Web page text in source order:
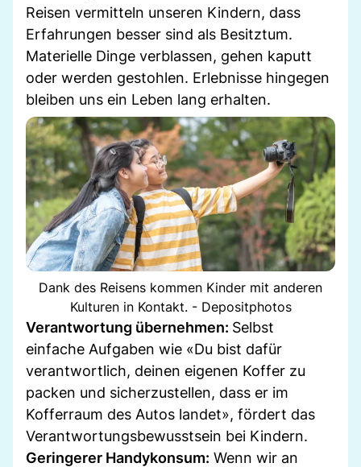
Reisen vermitteln unseren Kindern, dass
Erfahrungen besser sind als Besitztum.
Materielle Dinge verblassen, gehen kaputt
oder werden gestohlen. Erlebnisse hingegen
bleiben uns ein Leben lang erhalten.
Dank des Reisens kommen Kinder mit anderen
Kulturen in Kontakt. - Depositphotos
Verantwortung übernehmen: Selbst
einfache Aufgaben wie «Du bist dafür
verantwortlich, deinen eigenen Koffer zu
packen und sicherzustellen, dass er im
Kofferraum des Autos landet», fördert das
Verantwortungsbewusstsein bei Kindern.
Geringerer Handykonsum: Wenn wir an